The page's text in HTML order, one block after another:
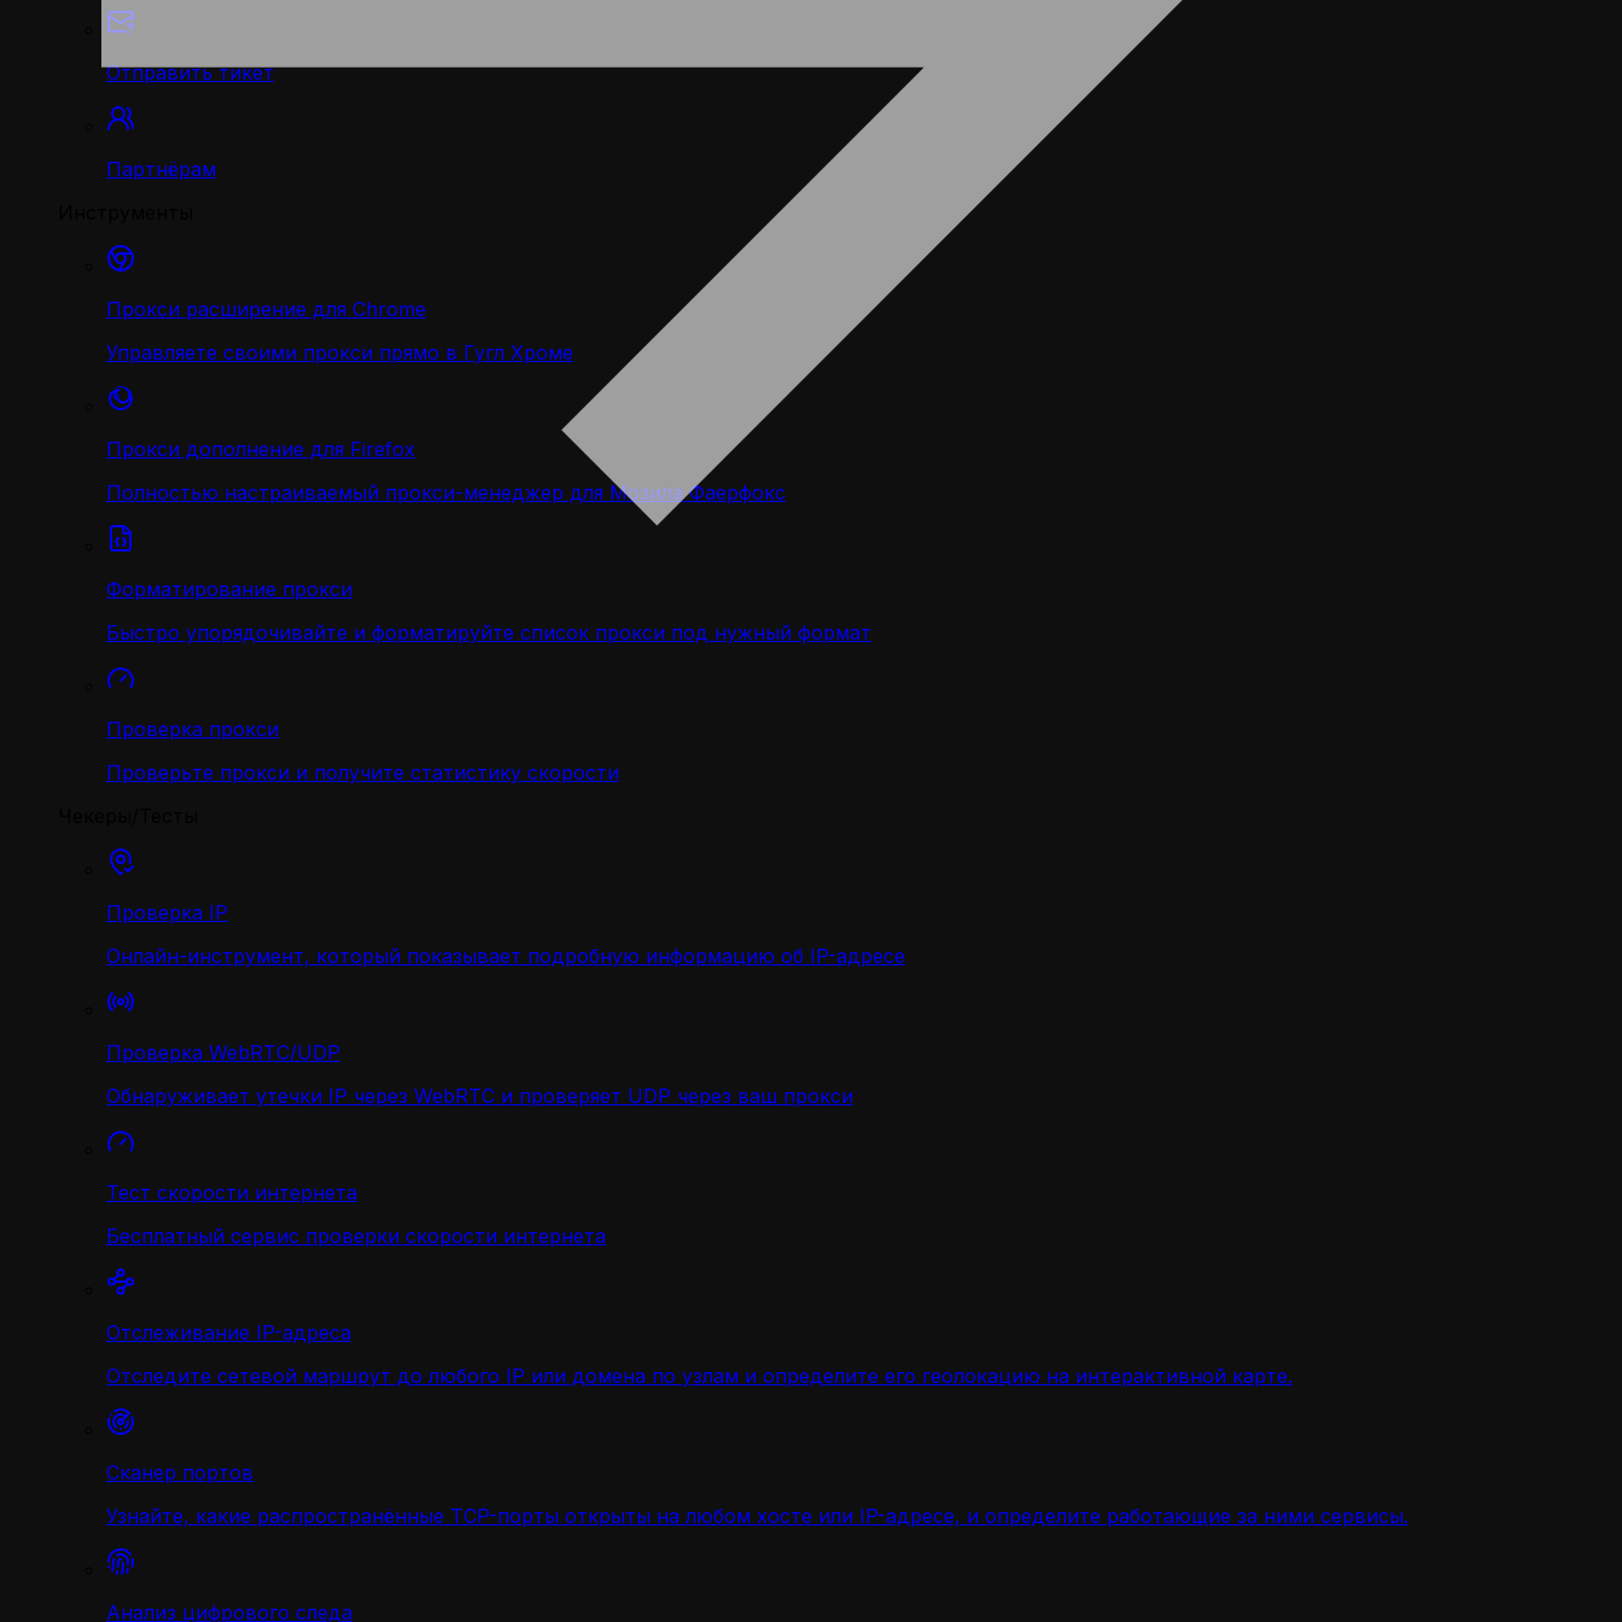
Отправить тикет
Партнёрам
Прокси расширение для Chrome
Управляете своими прокси прямо в Гугл Хроме
Прокси дополнение для Firefox
Полностью настраиваемый прокси-менеджер для Мозила Фаерфокс
Форматирование прокси
Быстро упорядочивайте и форматируйте список прокси под нужный формат
Проверка прокси
Проверьте прокси и получите статистику скорости
Проверка IP
Онлайн-инструмент, который показывает подробную информацию об IP-адресе
Проверка WebRTC/UDP
Обнаруживает утечки IP через WebRTC и проверяет UDP через ваш прокси
Тест скорости интернета
Бесплатный сервис проверки скорости интернета
Отслеживание IP-адреса
Отследите сетевой маршрут до любого IP или домена по узлам и определите его геолокацию на интерактивной карте.
Сканер портов
Узнайте, какие распространённые TCP-порты открыты на любом хосте или IP-адресе, и определите работающие за ними сервисы.
Анализ цифрового следа